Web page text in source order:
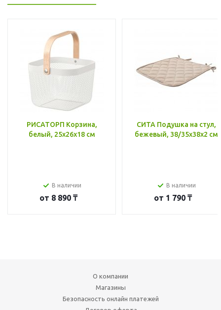
РИСАТОРП Корзина,
белый, 25x26x18 см
В наличии
от 8 890 ₸
СИТА Подушка на стул,
бежевый, 38/35x38x2 см
В наличии
от 1 790 ₸
О компании
Магазины
Безопасность онлайн платежей